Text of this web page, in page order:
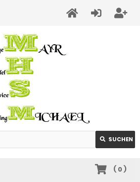
SUCHEN
( 0)